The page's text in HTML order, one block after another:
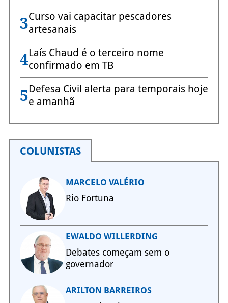
3Curso vai capacitar pescadores
artesanais
4Laís Chaud é o terceiro nome
confirmado em TB
5Defesa Civil alerta para temporais hoje
e amanhã
COLUNISTAS
MARCELO VALÉRIO
Rio Fortuna
EWALDO WILLERDING
Debates começam sem o
governador
ARILTON BARREIROS